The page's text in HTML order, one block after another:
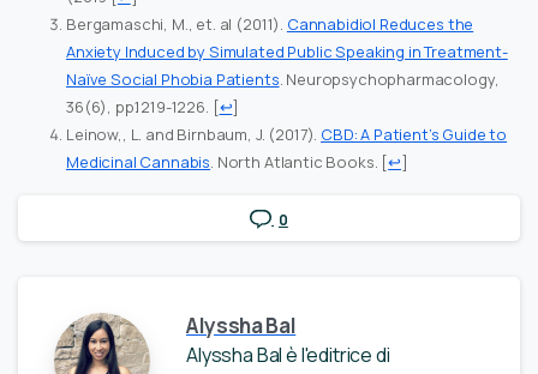
Bergamaschi, M., et. al (2011). Cannabidiol Reduces the
Anxiety Induced by Simulated Public Speaking in Treatment-
Naïve Social Phobia Patients . Neuropsychopharmacology,
36(6), pp.1219-1226. [↩]
Leinow,, L. and Birnbaum, J. (2017). CBD: A Patient’s Guide to
Medicinal Cannabis . North Atlantic Books. [↩]
0
Alyssha Bal
Alyssha Bal è l'editrice di